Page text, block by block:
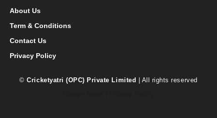
About Us
Term & Conditions
Contact Us
Privacy Policy
©Cricketyatri (OPC) Private Limited
| All rights reserved